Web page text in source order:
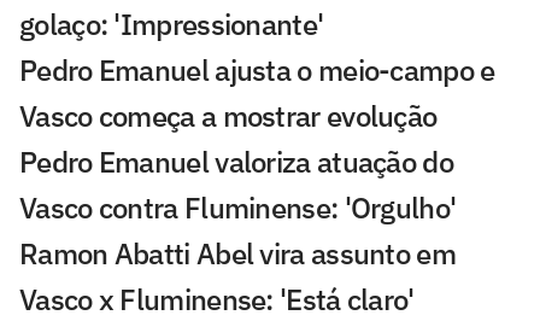
golaço: 'Impressionante'
Pedro Emanuel ajusta o meio-campo e
Vasco começa a mostrar evolução
Pedro Emanuel valoriza atuação do
Vasco contra Fluminense: 'Orgulho'
Ramon Abatti Abel vira assunto em
Vasco x Fluminense: 'Está claro'